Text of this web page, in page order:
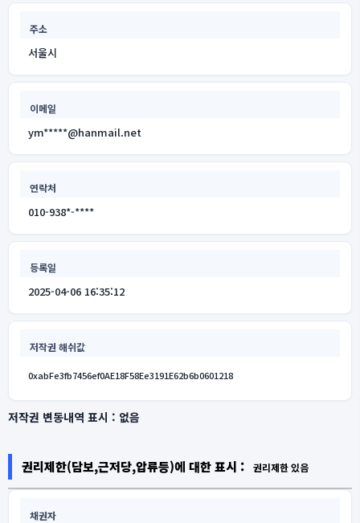
주소
서울시
이메일
ym*****@hanmail.net
연락처
010-938*-****
등록일
2025-04-06 16:35:12
저작권 해쉬값
0xabFe3fb7456ef0AE18F58Ee3191E62b6b0601218
저작권 변동내역 표시 : 없음
권리제한(담보,근저당,압류등)에 대한 표시 : 권리제한 있음
채권자